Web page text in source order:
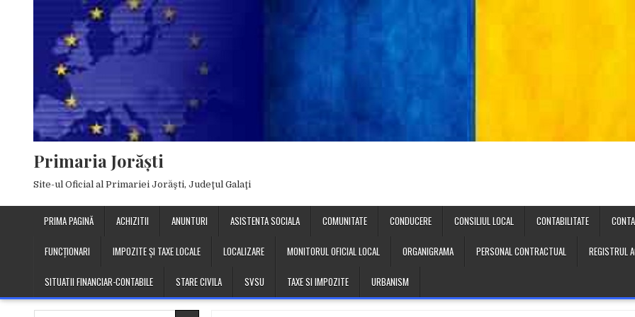
Primaria Jorăşti
Site-ul Oficial al Primariei Jorăşti, Judeţul Galaţi
PRIMA PAGINĂ ACHIZITII ANUNTURI ASISTENTA SOCIALA COMUNITATE CONDUCERE CONSILIUL LOCAL CONTABILITATE
FUNCȚIONARI IMPOZITE ȘI TAXE LOCALE LOCALIZARE MONITORUL OFICIAL LOCAL ORGANIGRAMA PERSONAL CONTRACTUAL REGISTRUL
SITUATII FINANCIAR-CONTABILE STARE CIVILA SVSU TAXE SI IMPOZITE URBANISM